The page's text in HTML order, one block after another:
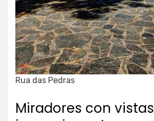
Rua das Pedras
Miradores con vistas